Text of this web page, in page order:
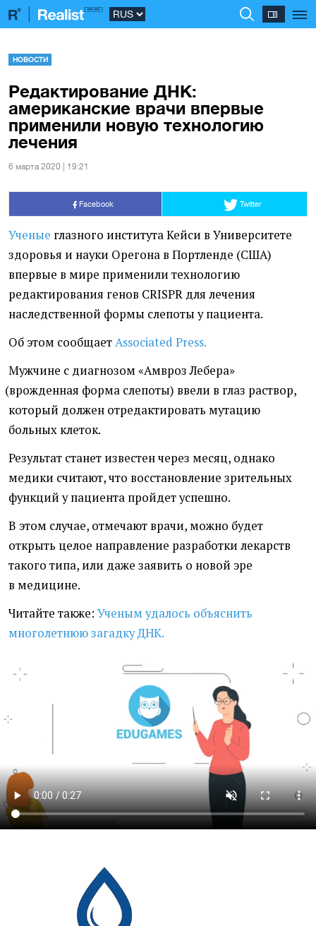
НОВОСТИ
Редактирование ДНК:
американские врачи впервые
применили новую технологию
лечения
6 марта 2020 | 19:21
Facebook Twitter
Ученые глазного института Кейси в Университете
здоровья и науки Орегона в Портленде (США)
впервые в мире применили технологию
редактирования генов CRISPR для лечения
наследственной формы слепоты у пациента.
Об этом сообщаетAssociated Press.
Мужчине с диагнозом«Амвроз Лебера»
(врожденная форма слепоты) ввели в глаз раствор,
который должен отредактировать мутацию
больных клеток.
Результат станет известен через месяц, однако
медики считают, что восстановление зрительных
функций у пациента пройдет успешно.
В этом случае, отмечают врачи, можно будет
открыть целое направление разработки лекарств
такого типа, или даже заявить о новой эре
в медицине.
Читайте также: Ученым удалось объяснить
многолетнюю загадку ДНК.